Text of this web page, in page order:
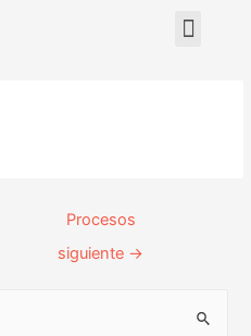
Procesos
siguiente →